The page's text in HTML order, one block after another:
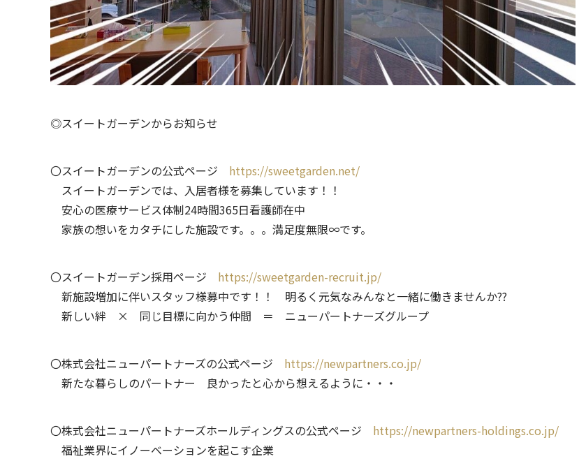
◎スイートガーデンからお知らせ
〇スイートガーデンの公式ページ https://sweetgarden.net/
スイートガーデンでは、入居者様を募集しています！！
安心の医療サービス体制24時間365日看護師在中
家族の想いをカタチにした施設です。。。満足度無限∞です。
〇スイートガーデン採用ページ https://sweetgarden-recruit.jp/
新施設増加に伴いスタッフ様募中です！！ 明るく元気なみんなと一緒に働きませんか??
新しい絆 × 同じ目標に向かう仲間 ＝ ニューパートナーズグループ
〇株式会社ニューパートナーズの公式ページ https://newpartners.co.jp/
新たな暮らしのパートナー 良かったと心から想えるように・・・
〇株式会社ニューパートナーズホールディングスの公式ページ https://newpartners-holdings.co.jp/
福祉業界にイノーベーションを起こす企業